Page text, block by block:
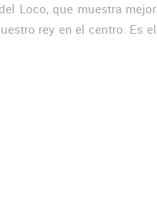
Loco, que muestra mejor
rey en el centro. Es el